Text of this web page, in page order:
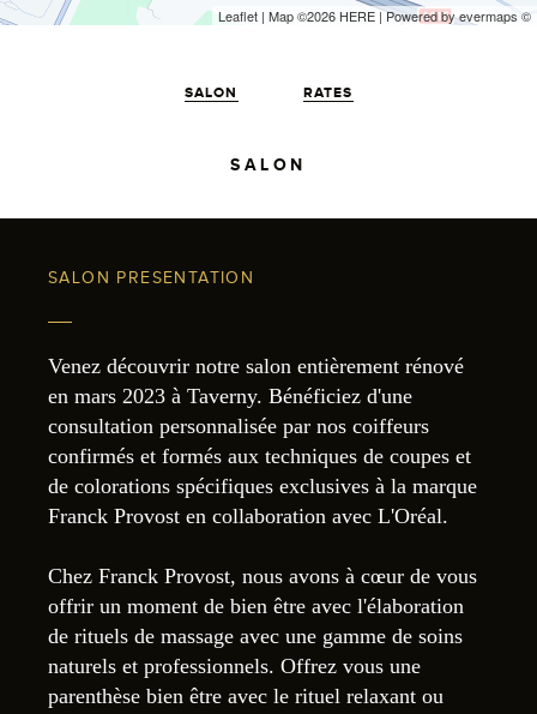
Leaflet | Map ©2026 HERE| Powered byevermaps ©
SALON RATES
SALON
SALON PRESENTATION
Venez découvrir notre salon entièrement rénové
en mars 2023 à Taverny. Bénéficiez d'une
consultation personnalisée par nos coiffeurs
confirmés et formés aux techniques de coupes et
de colorations spécifiques exclusives à la marque
Franck Provost en collaboration avec L'Oréal.
Chez Franck Provost, nous avons à cœur de vous
offrir un moment de bien être avec l'élaboration
de rituels de massage avec une gamme de soins
naturels et professionnels. Offrez vous une
parenthèse bien être avec le rituel relaxant ou